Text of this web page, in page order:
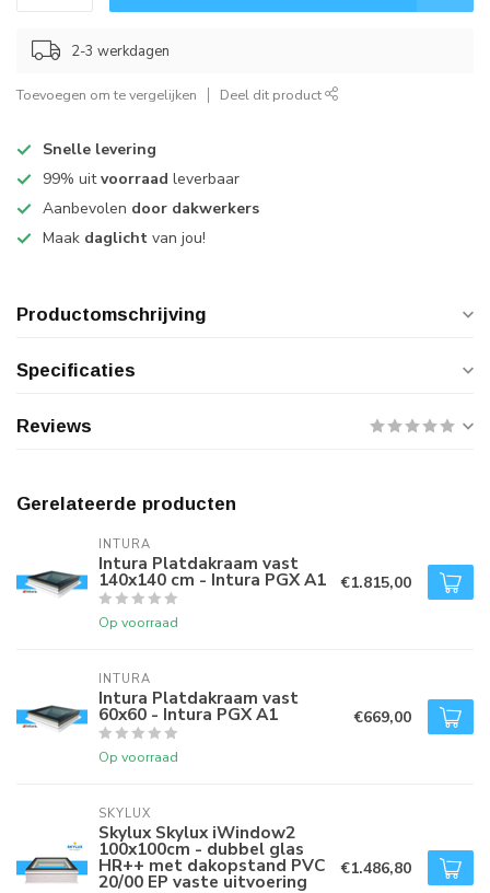
2-3 werkdagen
Toevoegen om te vergelijken Deel dit product
Snelle levering
99% uitvoorraad leverbaar
Aanbevolen door dakwerkers
Maak daglicht van jou!
Productomschrijving
Specificaties
Reviews
Gerelateerde producten
INTURA
Intura Platdakraam vast
140x140 cm - Intura PGX A1
Op voorraad
€1.815,00
INTURA
Intura Platdakraam vast
60x60 - Intura PGX A1
Op voorraad
€669,00
SKYLUX
Skylux Skylux iWindow2
100x100cm - dubbel glas
HR++ met dakopstand PVC
20/00 EP vaste uitvoering
€1.486,80